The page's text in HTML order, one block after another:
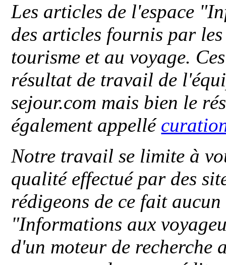
Les articles de l'espace
des articles fournis par
tourisme et au voyage.
résultat de travail de
sejour.com mais bien le
également appellé
Notre travail se limite à
qualité effectué par des
rédigeons de ce fait
"Informations aux
d'un moteur de recherche